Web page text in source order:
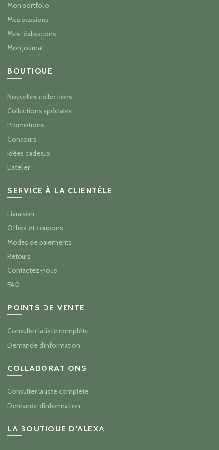
Mon portfolio
Mes passions
Mes réalisations
Mon journal
BOUTIQUE
Nouvelles collections
Collections spéciales
Promotions
Concours
Idées cadeaux
L'atelier
SERVICE À LA CLIENTÈLE
Livraison
Offres et coupons
Modes de paiements
Retours
Contactez-nous
FAQ
POINTS DE VENTE
Consulter la liste complète
Demande d'information
COLLABORATIONS
Consulter la liste complète
Demande d'information
LA BOUTIQUE D'ALEXA